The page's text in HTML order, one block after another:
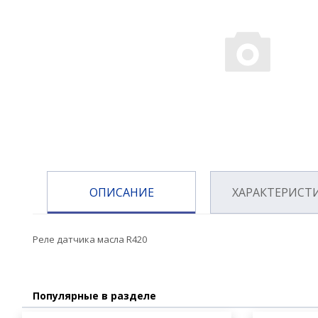
ОПИСАНИЕ
Реле датчика масла R420
Популярные в разделе